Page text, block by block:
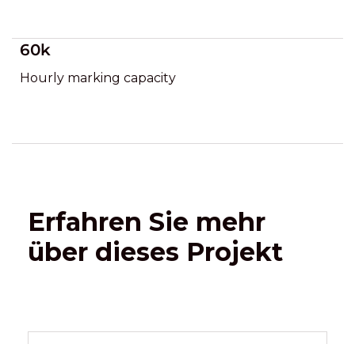
60k
Hourly marking capacity
Erfahren Sie mehr
über dieses Projekt